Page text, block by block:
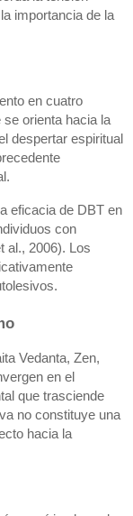
importancia de la
en cuatro
orienta hacia la
despertar espiritual
eficacia de DBT en
con
al., 2006). Los
Vedanta, Zen,
en el
que trasciende
no constituye una
hacia la